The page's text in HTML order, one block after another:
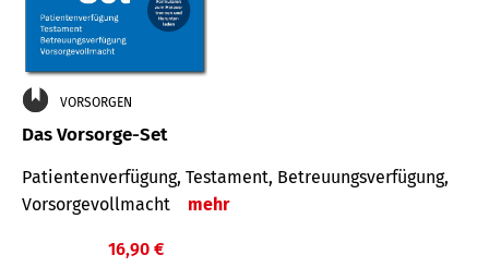
VORSORGEN
Das Vorsorge-Set
Patienten­ver­fügung, Testa­ment, Be­treuungs­verfü­gung,
Vor­sorge­voll­macht
mehr
16,90 €